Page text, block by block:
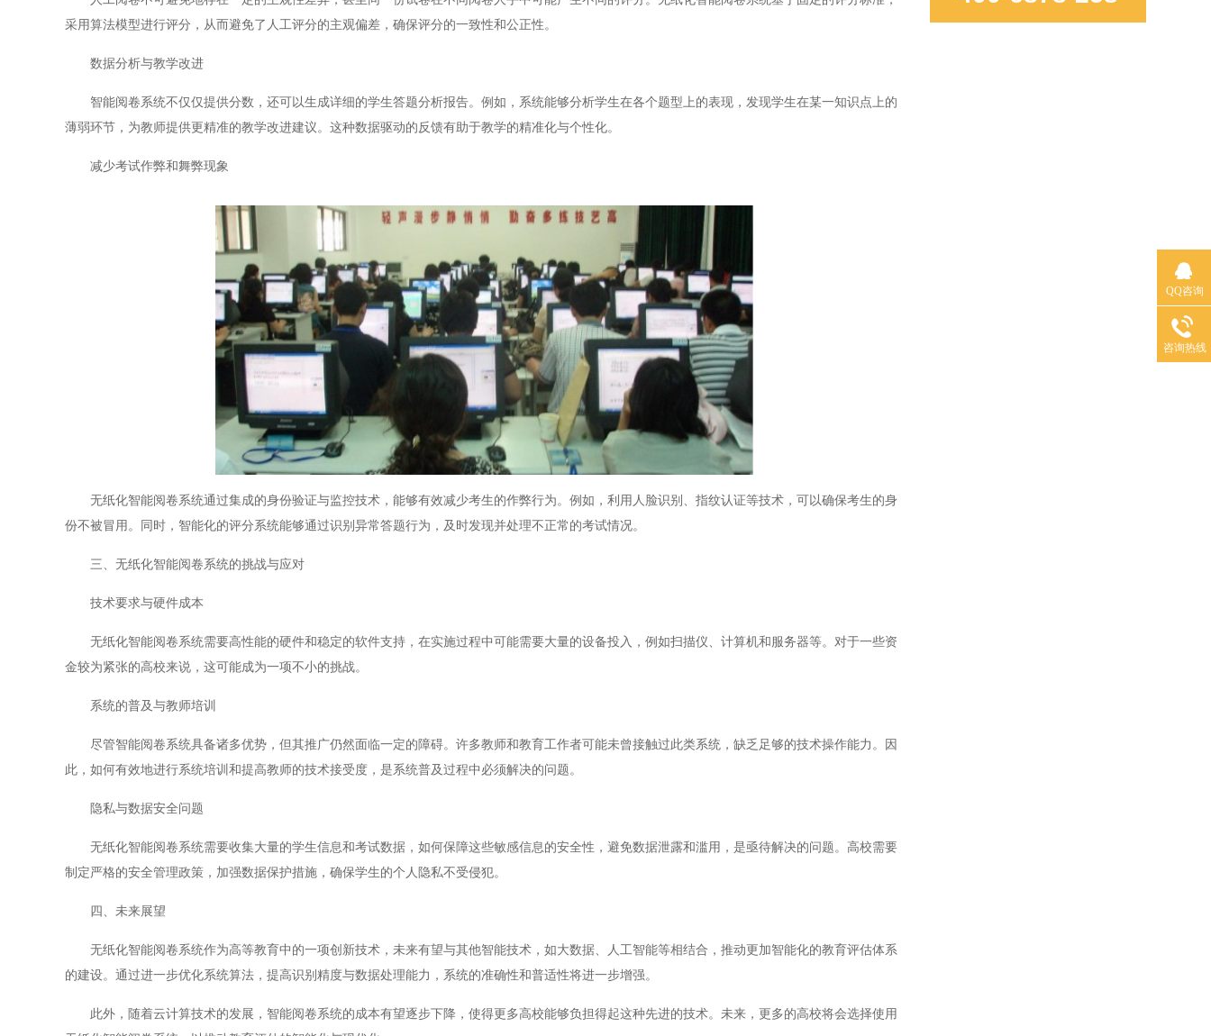
采用算法模型进行评分，从而避免了人工评分的主观偏差，确保评分的一致性和公正性。
数据分析与教学改进
智能阅卷系统不仅仅提供分数，还可以生成详细的学生答题分析报告。例如，系统能够分析学生在各个题型上的表现，发现学生在某一知识点上的
薄弱环节，为教师提供更精准的教学改进建议。这种数据驱动的反馈有助于教学的精准化与个性化。
减少考试作弊和舞弊现象
无纸化智能阅卷系统通过集成的身份验证与监控技术，能够有效减少考生的作弊行为。例如，利用人脸识别、指纹认证等技术，可以确保考生的身
份不被冒用。同时，智能化的评分系统能够通过识别异常答题行为，及时发现并处理不正常的考试情况。
三、无纸化智能阅卷系统的挑战与应对
技术要求与硬件成本
无纸化智能阅卷系统需要高性能的硬件和稳定的软件支持，在实施过程中可能需要大量的设备投入，例如扫描仪、计算机和服务器等。对于一些资
金较为紧张的高校来说，这可能成为一项不小的挑战。
系统的普及与教师培训
尽管智能阅卷系统具备诸多优势，但其推广仍然面临一定的障碍。许多教师和教育工作者可能未曾接触过此类系统，缺乏足够的技术操作能力。因
此，如何有效地进行系统培训和提高教师的技术接受度，是系统普及过程中必须解决的问题。
隐私与数据安全问题
无纸化智能阅卷系统需要收集大量的学生信息和考试数据，如何保障这些敏感信息的安全性，避免数据泄露和滥用，是亟待解决的问题。高校需要
制定严格的安全管理政策，加强数据保护措施，确保学生的个人隐私不受侵犯。
四、未来展望
无纸化智能阅卷系统作为高等教育中的一项创新技术，未来有望与其他智能技术，如大数据、人工智能等相结合，推动更加智能化的教育评估体系
的建设。通过进一步优化系统算法，提高识别精度与数据处理能力，系统的准确性和普适性将进一步增强。
此外，随着云计算技术的发展，智能阅卷系统的成本有望逐步下降，使得更多高校能够负担得起这种先进的技术。未来，更多的高校将会选择使用
QQ咨询
咨询热线